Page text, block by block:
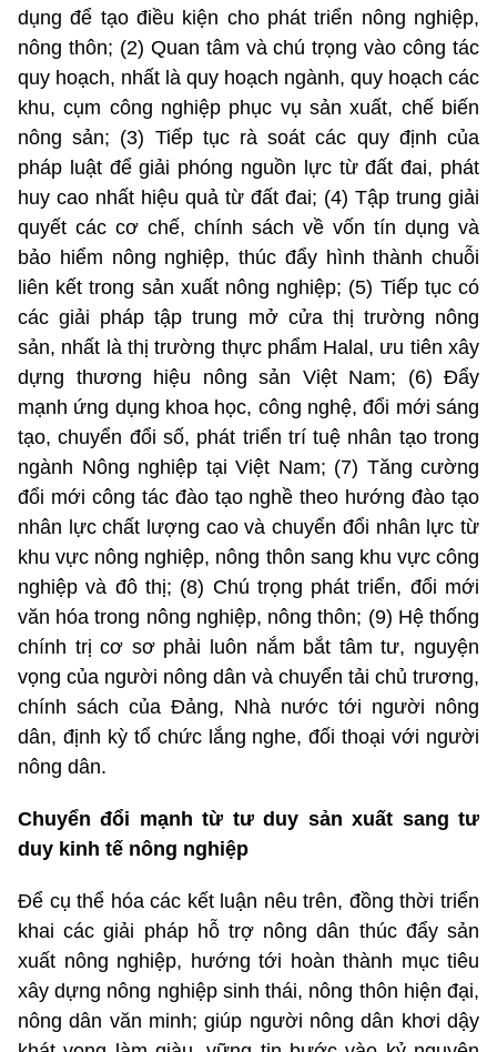
dụng để tạo điều kiện cho phát triển nông nghiệp,
nông thôn; (2) Quan tâm và chú trọng vào công tác
quy hoạch, nhất là quy hoạch ngành, quy hoạch các
khu, cụm công nghiệp phục vụ sản xuất, chế biến
nông sản; (3) Tiếp tục rà soát các quy định của
pháp luật để giải phóng nguồn lực từ đất đai, phát
huy cao nhất hiệu quả từ đất đai; (4) Tập trung giải
quyết các cơ chế, chính sách về vốn tín dụng và
bảo hiểm nông nghiệp, thúc đẩy hình thành chuỗi
liên kết trong sản xuất nông nghiệp; (5) Tiếp tục có
các giải pháp tập trung mở cửa thị trường nông
sản, nhất là thị trường thực phẩm Halal, ưu tiên xây
dựng thương hiệu nông sản Việt Nam; (6) Đẩy
mạnh ứng dụng khoa học, công nghệ, đổi mới sáng
tạo, chuyển đổi số, phát triển trí tuệ nhân tạo trong
ngành Nông nghiệp tại Việt Nam; (7) Tăng cường
đổi mới công tác đào tạo nghề theo hướng đào tạo
nhân lực chất lượng cao và chuyển đổi nhân lực từ
khu vực nông nghiệp, nông thôn sang khu vực công
nghiệp và đô thị; (8) Chú trọng phát triển, đổi mới
văn hóa trong nông nghiệp, nông thôn; (9) Hệ thống
chính trị cơ sơ phải luôn nắm bắt tâm tư, nguyện
vọng của người nông dân và chuyển tải chủ trương,
chính sách của Đảng, Nhà nước tới người nông
dân, định kỳ tổ chức lắng nghe, đối thoại với người
nông dân.
Chuyển đổi mạnh từ tư duy sản xuất sang tư
duy kinh tế nông nghiệp
Để cụ thể hóa các kết luận nêu trên, đồng thời triển
khai các giải pháp hỗ trợ nông dân thúc đẩy sản
xuất nông nghiệp, hướng tới hoàn thành mục tiêu
xây dựng nông nghiệp sinh thái, nông thôn hiện đại,
nông dân văn minh; giúp người nông dân khơi dậy